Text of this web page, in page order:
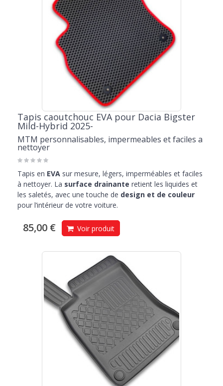
Tapis caoutchouc EVA pour Dacia Bigster
Mild-Hybrid 2025-
MTM personnalisables, impermeables et faciles a
nettoyer
Tapis en EVA sur mesure, légers, imperméables et faciles
à nettoyer. La surface drainante retient les liquides et
les saletés, avec une touche de design et de couleur
pour l’intérieur de votre voiture.
85,00 € Voir produit